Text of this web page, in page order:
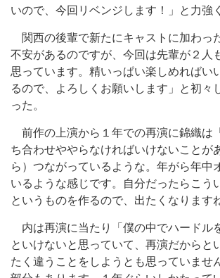
いので、今回リベンジします！」と力強
関西の後輩で新たにキャストに加わっ
不安があるのですが、今回は先輩が２人
思っています。精いっぱい楽しめればい
るので、よろしくお願いします」と初々
った。
前作の上演から１年での再演に錦織は
ち合わせややらなければいけないことが
ら）つながっているような。年がら年中
いるような感じです。自分だったらこう
というものを作るので、出たくなります
内は再演に当たり「僕の中でハードル
といけないと思っていて、再演だからと
たく違うことをしようとも思っていませ